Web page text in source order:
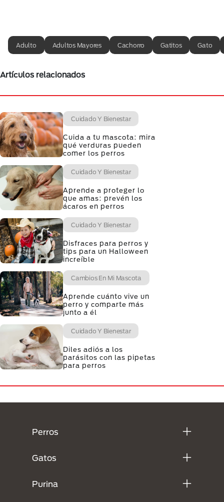
Adulto Adultos Mayores Cachorro Gatitos Gato
Artículos relacionados
Cuidado Y Bienestar
Cuida a tu mascota: mira
qué verduras pueden
comer los perros
Cuidado Y Bienestar
Aprende a proteger lo
que amas: prevén los
ácaros en perros
Cuidado Y Bienestar
Disfraces para perros y
tips para un Halloween
increíble
Cambios En Mi Mascota
Aprende cuánto vive un
perro y comparte más
junto a él
Cuidado Y Bienestar
Diles adiós a los
parásitos con las pipetas
para perros
Perros
Gatos
Purina